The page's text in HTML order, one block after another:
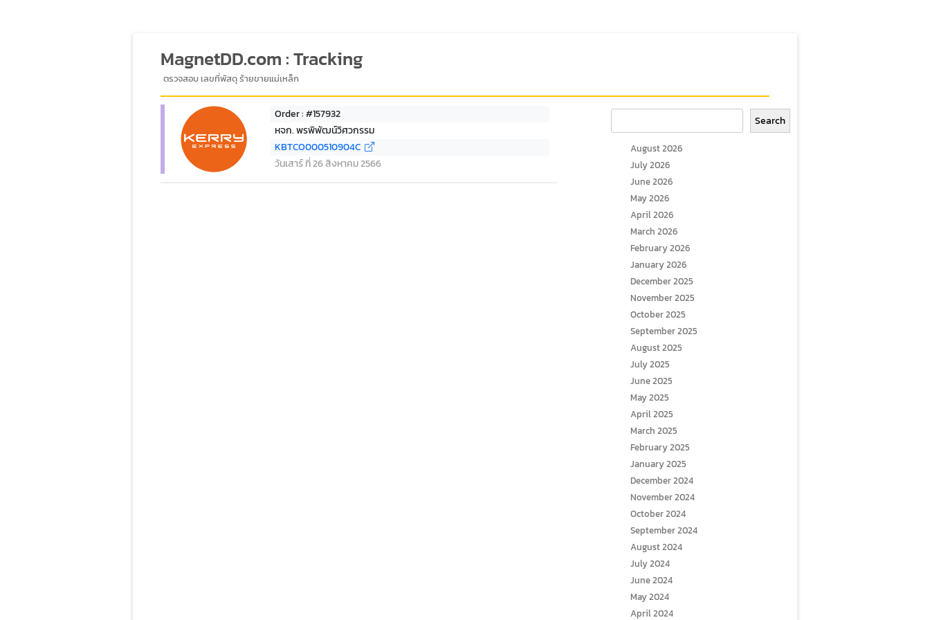
MagnetDD.com : Tracking
ตรวจสอบ เลขที่พัสดุ ร้ายขายแม่เหล็ก
Order : #157932
หจก. พรพิพัฒน์วิศวกรรม
KBTCO000510904C
วันเสาร์ ที่ 26 สิงหาคม 2566
Search
August 2026
July 2026
June 2026
May 2026
April 2026
March 2026
February 2026
January 2026
December 2025
November 2025
October 2025
September 2025
August 2025
July 2025
June 2025
May 2025
April 2025
March 2025
February 2025
January 2025
December 2024
November 2024
October 2024
September 2024
August 2024
July 2024
June 2024
May 2024
April 2024